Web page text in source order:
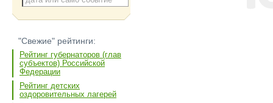
"Свежие" рейтинги:
Рейтинг губернаторов (глав
субъектов) Российской
Федерации
Рейтинг детских
оздоровительных лагерей